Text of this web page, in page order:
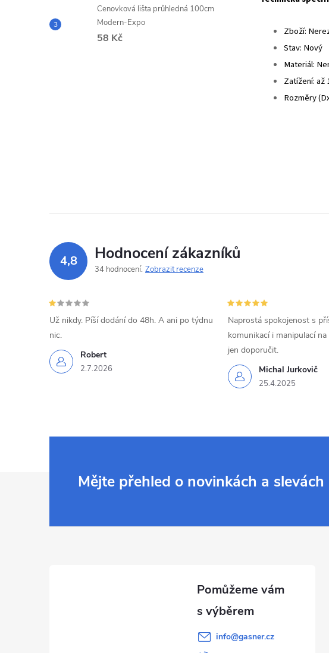
Cenovková lišta průhledná 100cm
Modern-Expo
58 Kč
Zboží:
Stav: Nový
Materiál:
Zatížení: až
Rozměry
4,8 Hodnocení zákazníků
34 hodnocení Zobrazit recenze
Robert
2.7.2026
Už nikdy. Píší dodání do 48h. A ani po týdnu
nic.
Michal Jurkovič
25.4.2025
Naprostá spokojenost s
komunikací i manipulací
jen doporučit.
Mějte přehled o novinkách a slevách
info@gasner.cz